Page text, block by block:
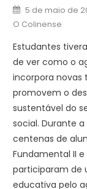
Posted
on
5 de maio de
O Colinense
Estudantes
de ver como o
incorpora novas
promovem o
sustentável do
social. Durante a
centenas de
Fundamental II e
participaram de
educativa pelo